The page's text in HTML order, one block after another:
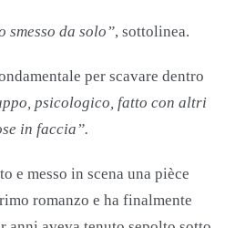
smesso da solo”, sottolinea.
per scavare dentro
psicologico, fatto con altri
in faccia”.
e messo in scena una pièce
romanzo e ha finalmente